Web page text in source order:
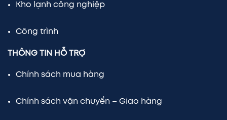
Kho lạnh công nghiệp
Công trình
THÔNG TIN HỖ TRỢ
Chính sách mua hàng
Chính sách vận chuyển – Giao hàng